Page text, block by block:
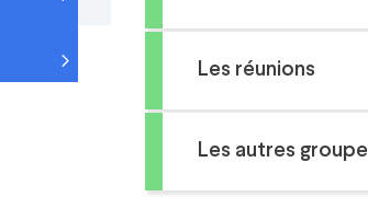
Les réunions
Les autres